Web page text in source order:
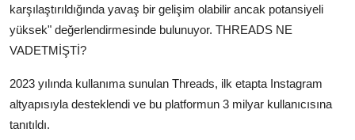
karşılaştırıldığında yavaş bir gelişim olabilir ancak potansiyeli
yüksek" değerlendirmesinde bulunuyor. THREADS NE
VADETMİŞTİ?
2023 yılında kullanıma sunulan Threads, ilk etapta Instagram
altyapısıyla desteklendi ve bu platformun 3 milyar kullanıcısına
tanıtıldı.